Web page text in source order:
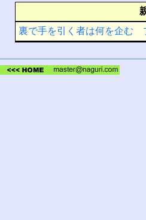
裏で手を引く者は何を企む